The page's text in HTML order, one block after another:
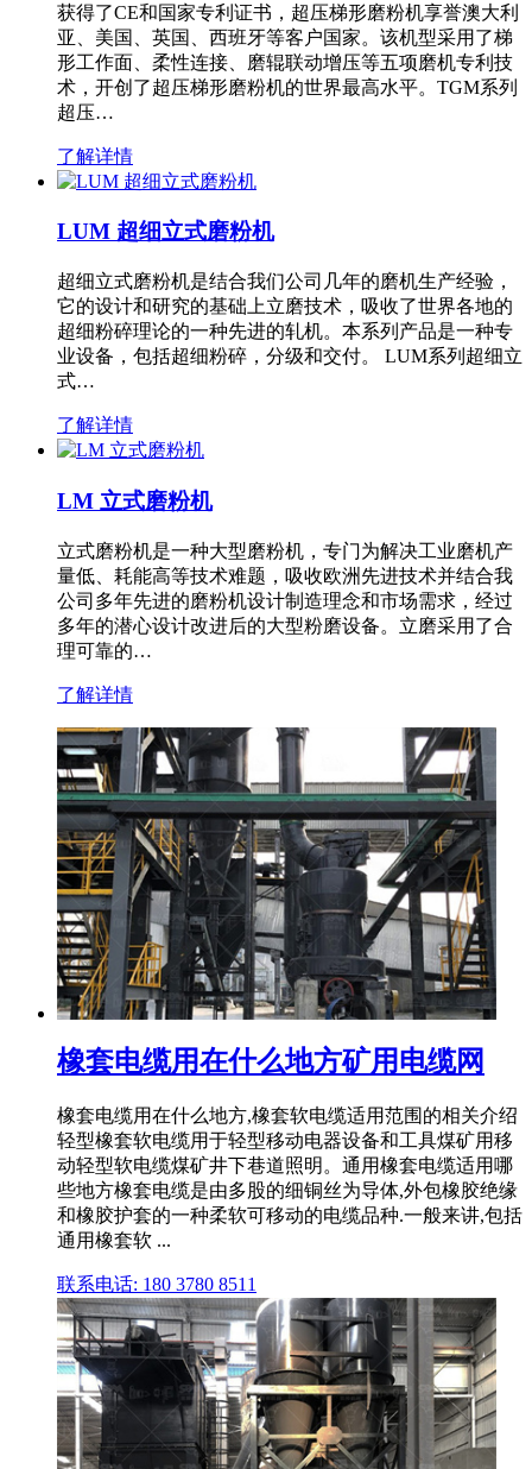
获得了CE和国家专利证书，超压梯形磨粉机享誉澳大利
亚、美国、英国、西班牙等客户国家。该机型采用了梯
形工作面、柔性连接、磨辊联动增压等五项磨机专利技
术，开创了超压梯形磨粉机的世界最高水平。TGM系列
超压…
了解详情
LUM 超细立式磨粉机
超细立式磨粉机是结合我们公司几年的磨机生产经验，
它的设计和研究的基础上立磨技术，吸收了世界各地的
超细粉碎理论的一种先进的轧机。本系列产品是一种专
业设备，包括超细粉碎，分级和交付。 LUM系列超细立
式…
了解详情
LM 立式磨粉机
立式磨粉机是一种大型磨粉机，专门为解决工业磨机产
量低、耗能高等技术难题，吸收欧洲先进技术并结合我
公司多年先进的磨粉机设计制造理念和市场需求，经过
多年的潜心设计改进后的大型粉磨设备。立磨采用了合
理可靠的…
了解详情
橡套电缆用在什么地方矿用电缆网
橡套电缆用在什么地方,橡套软电缆适用范围的相关介绍
轻型橡套软电缆用于轻型移动电器设备和工具煤矿用移
动轻型软电缆煤矿井下巷道照明。通用橡套电缆适用哪
些地方橡套电缆是由多股的细铜丝为导体,外包橡胶绝缘
和橡胶护套的一种柔软可移动的电缆品种.一般来讲,包括
通用橡套软 ...
联系电话: 180 3780 8511